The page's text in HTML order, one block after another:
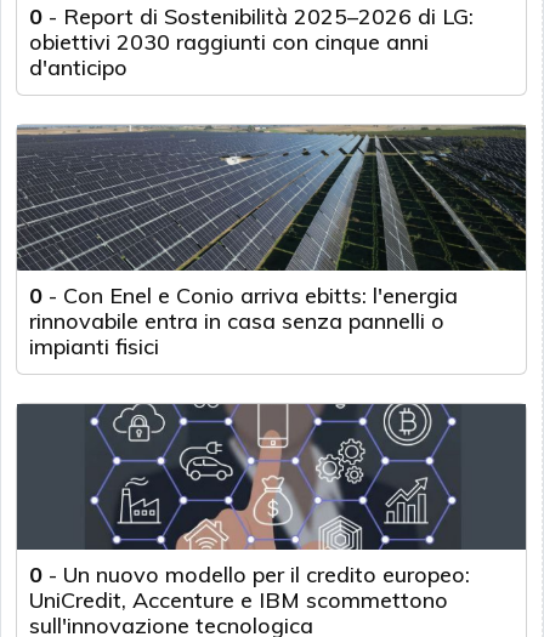
0 - Report di Sostenibilità 2025–2026 di LG:
obiettivi 2030 raggiunti con cinque anni
d'anticipo
0 - Con Enel e Conio arriva ebitts: l'energia
rinnovabile entra in casa senza pannelli o
impianti fisici
0 - Un nuovo modello per il credito europeo:
UniCredit, Accenture e IBM scommettono
sull'innovazione tecnologica